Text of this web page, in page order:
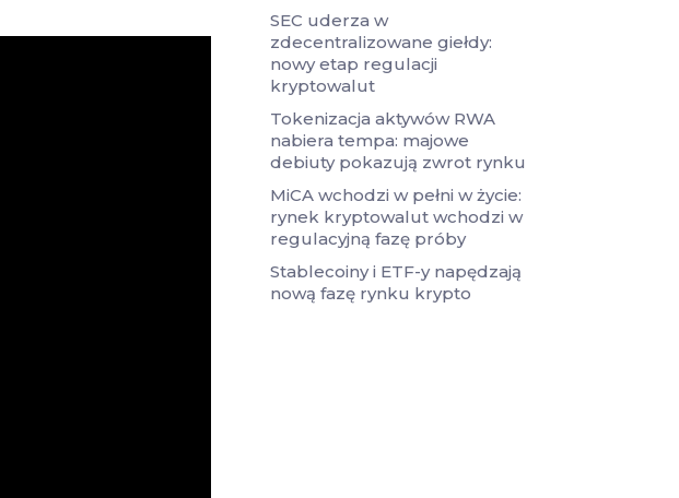
SEC uderza w
zdecentralizowane giełdy:
nowy etap regulacji
kryptowalut
Tokenizacja aktywów RWA
nabiera tempa: majowe
debiuty pokazują zwrot rynku
MiCA wchodzi w pełni w życie:
rynek kryptowalut wchodzi w
regulacyjną fazę próby
Stablecoiny i ETF-y napędzają
nową fazę rynku krypto